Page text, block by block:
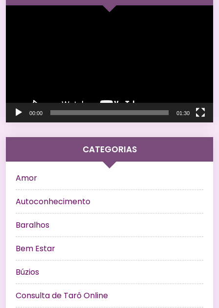
00:00 01:30
CATEGORIAS
Amor
Autoconhecimento
Baralhos
Bem Estar
Búzios
Consulta de Tarô Online